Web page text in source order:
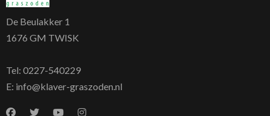
De Beulakker 1
1676 GM TWISK
Tel: 0227-540229
E: info@klaver-graszoden.nl